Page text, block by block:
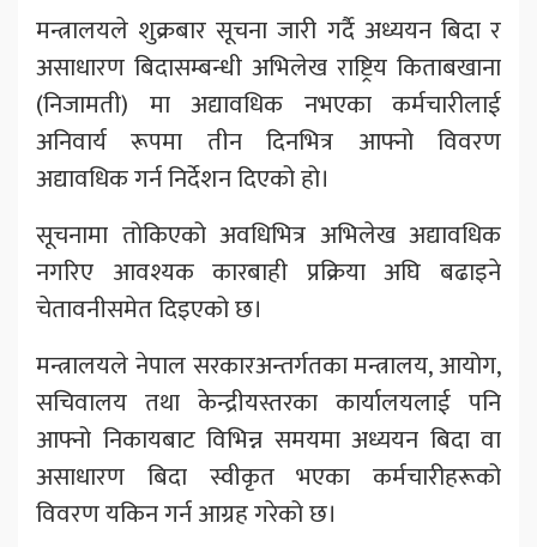
मन्त्रालयले शुक्रबार सूचना जारी गर्दै अध्ययन बिदा र
असाधारण बिदासम्बन्धी अभिलेख राष्ट्रिय किताबखाना
(निजामती) मा अद्यावधिक नभएका कर्मचारीलाई
अनिवार्य रूपमा तीन दिनभित्र आफ्नो विवरण
अद्यावधिक गर्न निर्देशन दिएको हो।
सूचनामा तोकिएको अवधिभित्र अभिलेख अद्यावधिक
नगरिए आवश्यक कारबाही प्रक्रिया अघि बढाइने
चेतावनीसमेत दिइएको छ।
मन्त्रालयले नेपाल सरकारअन्तर्गतका मन्त्रालय, आयोग,
सचिवालय तथा केन्द्रीयस्तरका कार्यालयलाई पनि
आफ्नो निकायबाट विभिन्न समयमा अध्ययन बिदा वा
असाधारण बिदा स्वीकृत भएका कर्मचारीहरूको
विवरण यकिन गर्न आग्रह गरेको छ।